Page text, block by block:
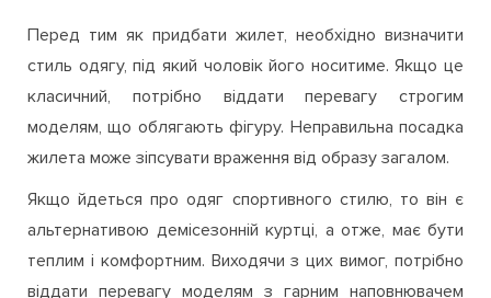
Перед тим як придбати жилет, необхідно визначити
стиль одягу, під який чоловік його носитиме. Якщо це
класичний, потрібно віддати перевагу строгим
моделям, що облягають фігуру. Неправильна посадка
жилета може зіпсувати враження від образу загалом.
Якщо йдеться про одяг спортивного стилю, то він є
альтернативою демісезонній куртці, а отже, має бути
теплим і комфортним. Виходячи з цих вимог, потрібно
віддати перевагу моделям з гарним наповнювачем